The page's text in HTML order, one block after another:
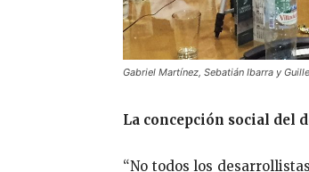
Gabriel Martínez, Sebatián Ibarra y
La concepción social del
“No todos los